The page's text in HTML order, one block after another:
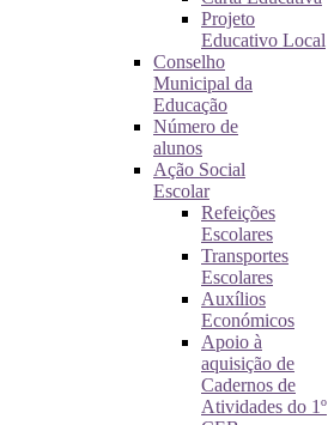
Projeto
Educativo Local
Conselho
Municipal da
Educação
Número de
alunos
Ação Social
Escolar
Refeições
Escolares
Transportes
Escolares
Auxílios
Económicos
Apoio à
aquisição de
Cadernos de
Atividades do 1º